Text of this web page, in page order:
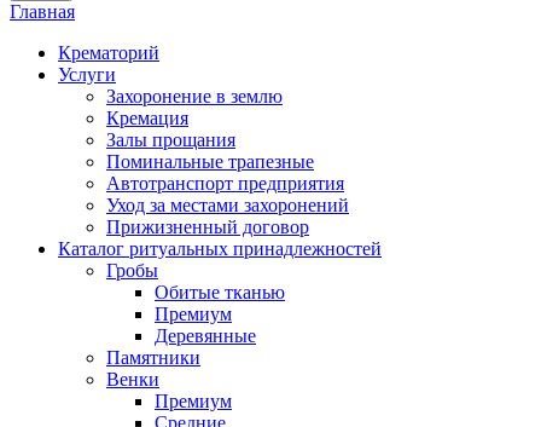
Вы здесь
Главная
Крематорий
Услуги
Захоронение в землю
Кремация
Залы прощания
Поминальные трапезные
Автотранспорт предприятия
Уход за местами захоронений
Прижизненный договор
Каталог ритуальных принадлежностей
Гробы
Обитые тканью
Премиум
Деревянные
Памятники
Венки
Премиум
Средние